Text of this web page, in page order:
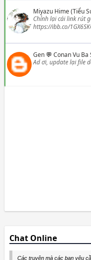
Miyazu Hime (Tiểu
Chỉnh lại cái link rút
https://ibb.co/
Gen💬 Conan Vu
Ad ơi, update lại file
Chat Online
Các truyện mà các bạn yêu